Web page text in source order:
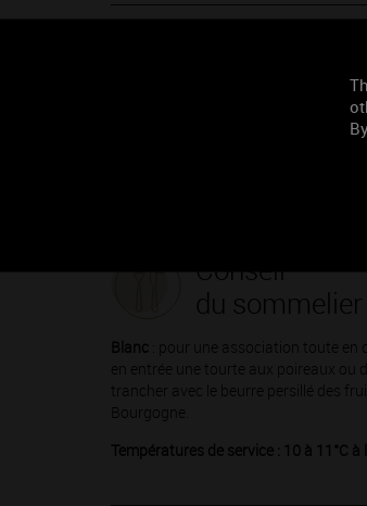
D'une robe cristalline aux reflets d'or
mesure de la dégustation, sur des
Conseil
du sommelier
Blanc : pour une association toute en
en entrée une tourte aux poireaux ou
trancher avec le beurre persillé des
Bourgogne.
Températures de service : 10 à 11°C à